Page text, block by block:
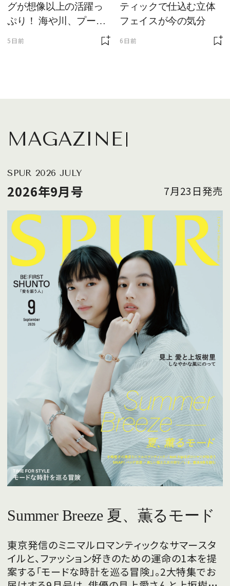
グが想像以上の活躍っ
ぷり！ 海や川、プール
5日前
ティックで仕込む立体
フェイスが今の気分
6日前
MAGAZINE
SPUR 2026 JULY
2026年9月号 7月23日発売
Summer Breeze 夏、薫るモード
東京発信のミニマルロマンティックなサマースタ
イルと、ファッション好きのための運命の1本を提
案する「モードな時計を巡る冒険」。2大特集でお